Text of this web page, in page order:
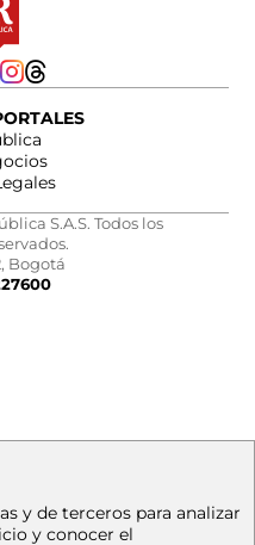
S.A.S. Todos los
Bogotá
y de terceros para analizar
y conocer el